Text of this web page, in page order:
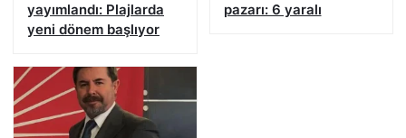
yayımlandı: Plajlarda
yeni dönem başlıyor
pazarı: 6 yaralı